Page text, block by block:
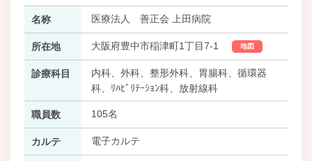
名称 医療法人 善正会 上田病院
所在地 大阪府豊中市稲津町1丁目7-1 地図
診療科目
内科、外科、整形外科、胃腸科、循環器
科、ﾘﾊﾋﾞﾘﾃｰｼｮﾝ科、放射線科
職員数 105名
カルテ 電子カルテ